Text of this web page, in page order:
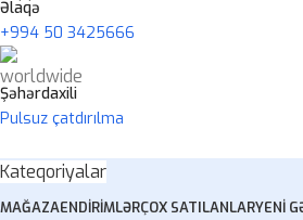
Əlaqə
+994 50 3425666
Şəhərdaxili
Pulsuz çatdırılma
Kateqoriyalar
MAĞAZAENDIRIMLƏRÇOX SATILANLARYENI